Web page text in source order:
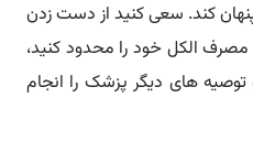
کند. سعی کنید از دست زدن
الکل خود را محدود کنید،
توصیه های دیگر پزشک را انجام